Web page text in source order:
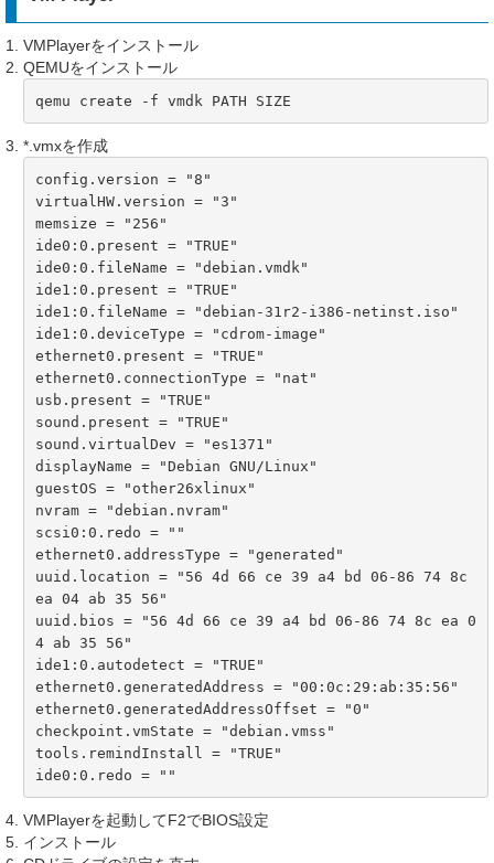
VMPlayerをインストール
QEMUをインストール
qemu create -f vmdk PATH SIZE
*.vmxを作成
config.version = "8"
virtualHW.version = "3"
memsize = "256"
ide0:0.present = "TRUE"
ide0:0.fileName = "debian.vmdk"
ide1:0.present = "TRUE"
ide1:0.fileName = "debian-31r2-i386-netinst.iso"
ide1:0.deviceType = "cdrom-image"
ethernet0.present = "TRUE"
ethernet0.connectionType = "nat"
usb.present = "TRUE"
sound.present = "TRUE"
sound.virtualDev = "es1371"
displayName = "Debian GNU/Linux"
guestOS = "other26xlinux"
nvram = "debian.nvram"
scsi0:0.redo = ""
ethernet0.addressType = "generated"
uuid.location = "56 4d 66 ce 39 a4 bd 06-86 74 8c
ea 04 ab 35 56"
uuid.bios = "56 4d 66 ce 39 a4 bd 06-86 74 8c ea 0
4 ab 35 56"
ide1:0.autodetect = "TRUE"
ethernet0.generatedAddress = "00:0c:29:ab:35:56"
ethernet0.generatedAddressOffset = "0"
checkpoint.vmState = "debian.vmss"
tools.remindInstall = "TRUE"
ide0:0.redo = ""
VMPlayerを起動してF2でBIOS設定
インストール